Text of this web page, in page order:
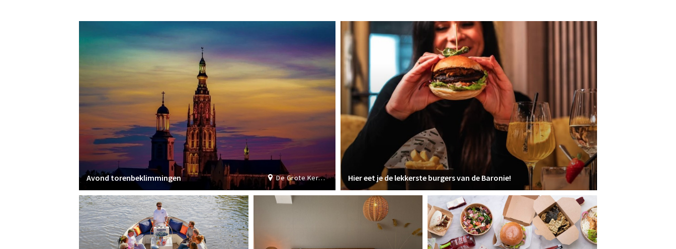
De Grote Kerk Breda
Avond torenbeklimmingen Hier eet je de lekkerste burgers van de Baronie!